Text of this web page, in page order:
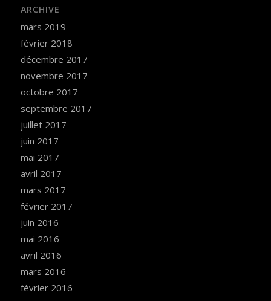
ARCHIVE
mars 2019
février 2018
décembre 2017
novembre 2017
octobre 2017
septembre 2017
juillet 2017
juin 2017
mai 2017
avril 2017
mars 2017
février 2017
juin 2016
mai 2016
avril 2016
mars 2016
février 2016